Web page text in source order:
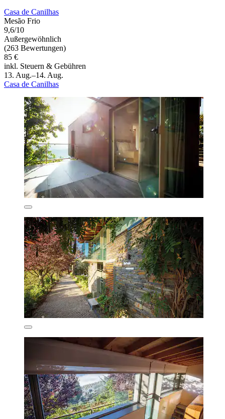
Casa de Canilhas
Mesão Frio
9,6/10
Außergewöhnlich
(263 Bewertungen)
85 €
inkl. Steuern & Gebühren
13. Aug.–14. Aug.
Casa de Canilhas